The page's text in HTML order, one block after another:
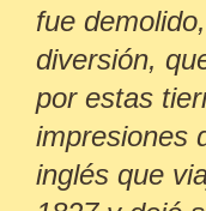
fue
diversión,
por estas
impresiones
inglés que